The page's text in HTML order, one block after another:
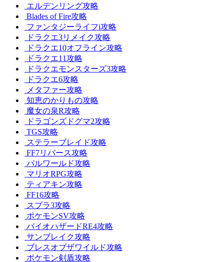
エルデンリング攻略
Blades of Fire攻略
ファンタジーライフi攻略
ドラクエ3リメイク攻略
ドラクエ10オフライン攻略
ドラクエ11攻略
ドラクエモンスターズ3攻略
ドラクエ6攻略
メタファー攻略
知恵のかりもの攻略
魔女の泉R攻略
ドラゴンズドグマ2攻略
TGS攻略
ステラーブレイド攻略
FF7リバース攻略
パルワールド攻略
マリオRPG攻略
ティアキン攻略
FF16攻略
スプラ3攻略
ポケモンSV攻略
バイオハザードRE4攻略
サンブレイク攻略
ブレスオブザワイルド攻略
ポケモン剣盾攻略